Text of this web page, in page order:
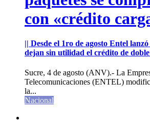
con «crédito
|| Desde el 1ro de agosto Entel
dejan sin utilidad el crédito de
Sucre, 4 de agosto (ANV).- La
Telecomunicaciones (ENTEL)
la...
Nacional